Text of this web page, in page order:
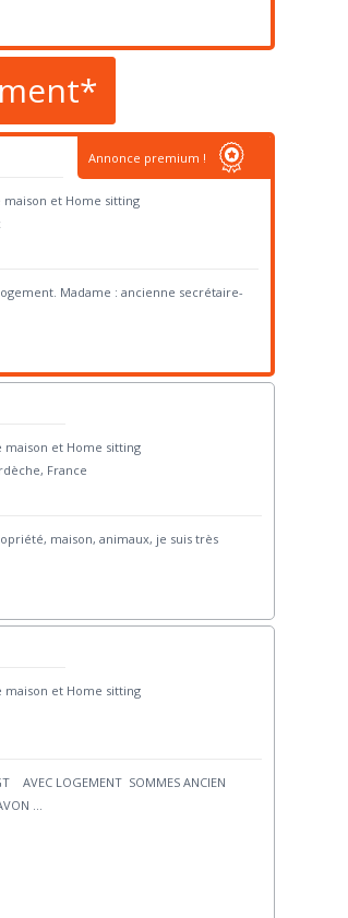
maison et Home sitting
Madame : ancienne secrétaire-
Annonce premium !
maison et Home sitting
France
maison, animaux, je suis très
maison et Home sitting
AVEC LOGEMENT SOMMES ANCIEN
...